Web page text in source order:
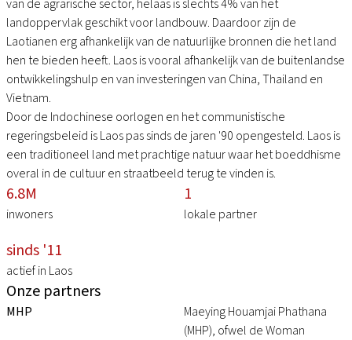
van de agrarische sector, helaas is slechts 4% van het
landoppervlak geschikt voor landbouw. Daardoor zijn de
Laotianen erg afhankelijk van de natuurlijke bronnen die het land
hen te bieden heeft. Laos is vooral afhankelijk van de buitenlandse
ontwikkelingshulp en van investeringen van China, Thailand en
Vietnam.
Door de Indochinese oorlogen en het communistische
regeringsbeleid is Laos pas sinds de jaren '90 opengesteld. Laos is
een traditioneel land met prachtige natuur waar het boeddhisme
overal in de cultuur en straatbeeld terug te vinden is.
6.8M
inwoners
1
lokale partner
sinds '11
actief in Laos
Onze partners
MHP
Maeying Houamjai Phathana
(MHP), ofwel de Woman